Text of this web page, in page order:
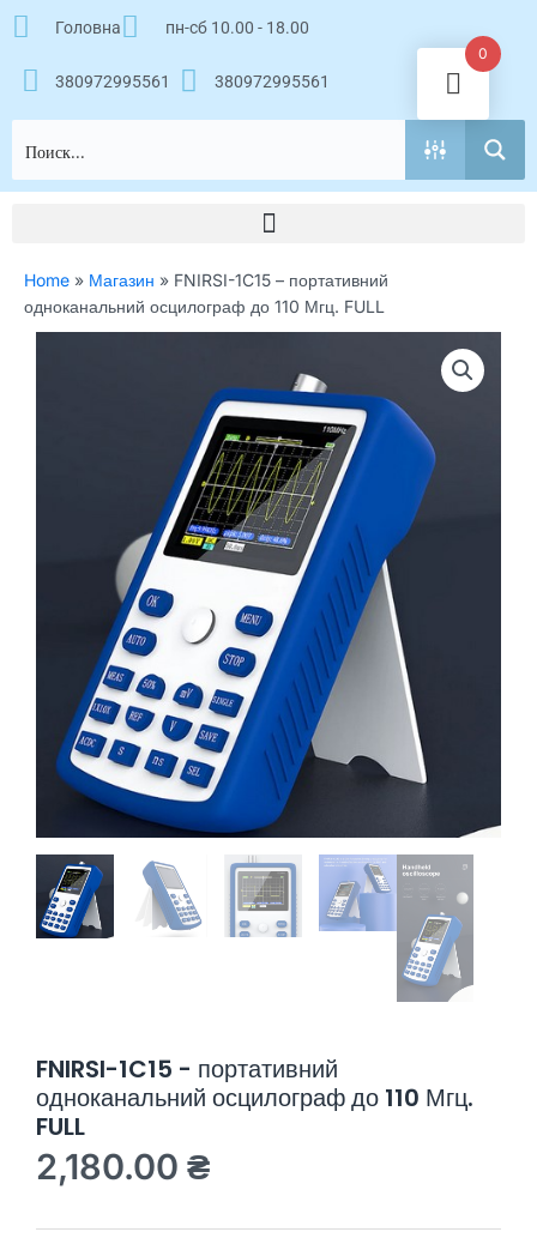
Перейти
Головна пн-сб 10.00 - 18.00
380972995561 380972995561
Home » Магазин » FNIRSI-1C15 – портативний
одноканальний осцилограф до 110 Мгц. FULL
FNIRSI-1C15 - портативний
одноканальний осцилограф до 110 Мгц.
FULL
2,180.00 ₴
0